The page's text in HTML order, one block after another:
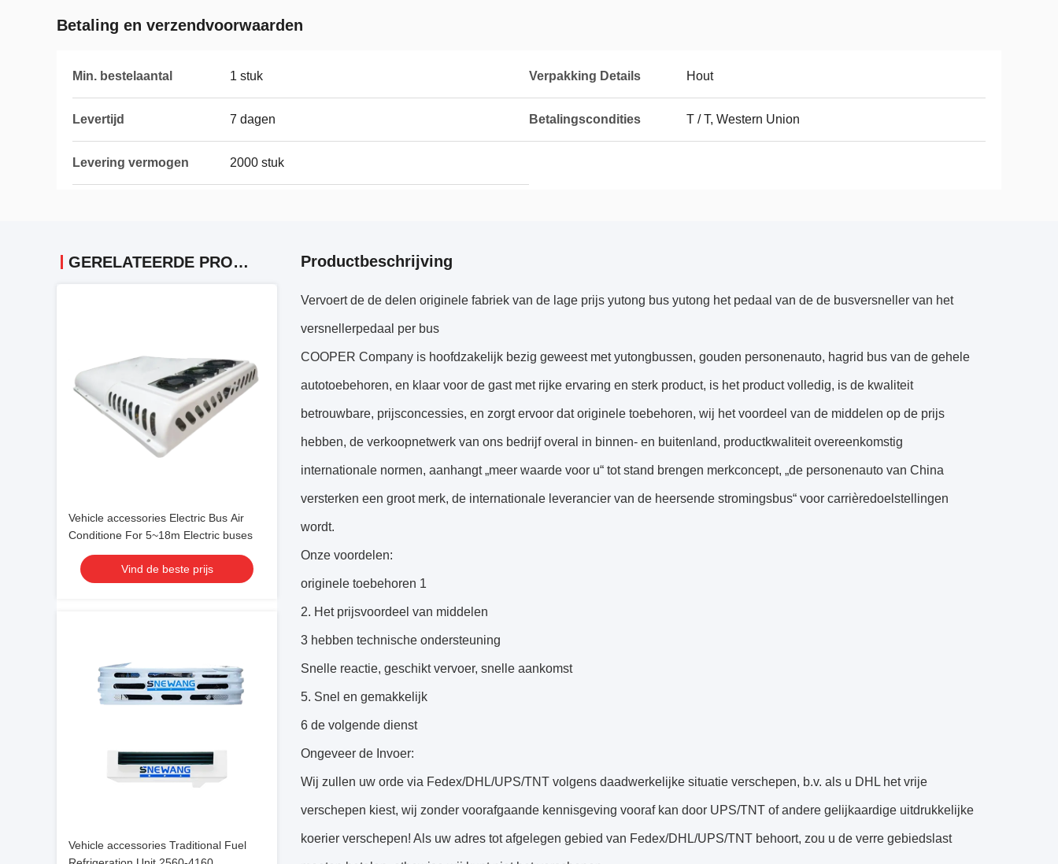
Betaling en verzendvoorwaarden
Min. bestelaantal 1 stuk Verpakking Details Hout
Levertijd 7 dagen Betalingscondities T / T, Western Union
Levering vermogen 2000 stuk
GERELATEERDE PRODUCTEN
Vehicle accessories Electric Bus Air
Conditione For 5~18m Electric buses
Vind de beste prijs
Vehicle accessories Traditional Fuel
Productbeschrijving
Vervoert de de delen originele fabriek van de lage prijs yutong bus yutong het pedaal van de de busversneller van het
versnellerpedaal per bus
COOPER Company is hoofdzakelijk bezig geweest met yutongbussen, gouden personenauto, hagrid bus van de gehele
autotoebehoren, en klaar voor de gast met rijke ervaring en sterk product, is het product volledig, is de kwaliteit
betrouwbare, prijsconcessies, en zorgt ervoor dat originele toebehoren, wij het voordeel van de middelen op de prijs
hebben, de verkoopnetwerk van ons bedrijf overal in binnen- en buitenland, productkwaliteit overeenkomstig
internationale normen, aanhangt „meer waarde voor u“ tot stand brengen merkconcept, „de personenauto van China
versterken een groot merk, de internationale leverancier van de heersende stromingsbus“ voor carrièredoelstellingen
wordt.
Onze voordelen:
originele toebehoren 1
2. Het prijsvoordeel van middelen
3 hebben technische ondersteuning
Snelle reactie, geschikt vervoer, snelle aankomst
5. Snel en gemakkelijk
6 de volgende dienst
Ongeveer de Invoer:
Wij zullen uw orde via Fedex/DHL/UPS/TNT volgens daadwerkelijke situatie verschepen, b.v. als u DHL het vrije
verschepen kiest, wij zonder voorafgaande kennisgeving vooraf kan door UPS/TNT of andere gelijkaardige uitdrukkelijke
koerier verschepen! Als uw adres tot afgelegen gebied van Fedex/DHL/UPS/TNT behoort, zou u de verre gebiedslast